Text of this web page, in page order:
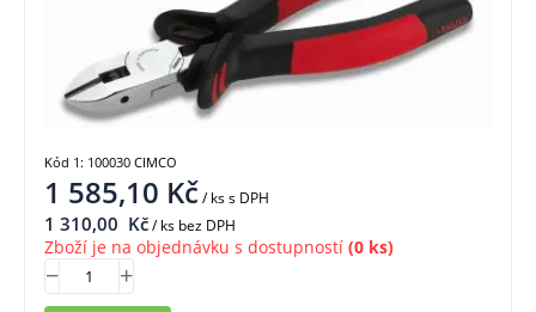
1 585,10 Kč/ kss DPH
1 310,00 Kč/ ks bez DPH
Zboží je na objednávku s dostupností (0 ks)
Kód 1: 100030 CIMCO